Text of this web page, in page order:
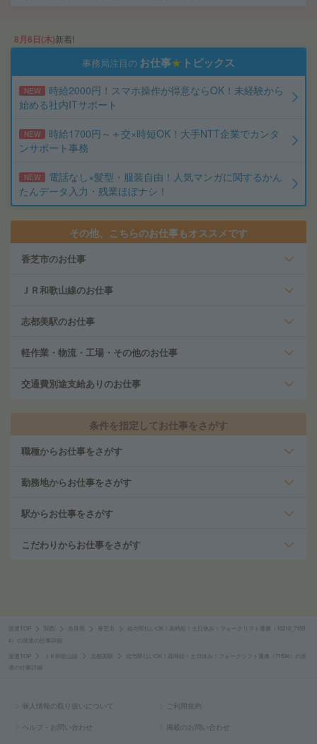
8月6日(木)新着!
事務局注目の お仕事★ トピックス
NEW
時給2000円！スマホ操作が得意ならOK！未経験から
始める社内ITサポート
NEW
時給1700円～＋交×時短OK！大手NTT企業でカンタ
ンサポート事務
NEW
電話なし×髪型・服装自由！人気マンガに関するかん
たんデータ入力・残業ほぼナシ！
その他、こちらのお仕事もオススメです
香芝市のお仕事
ＪＲ和歌山線のお仕事
志都美駅のお仕事
軽作業・物流・工場・その他のお仕事
交通費別途支給ありのお仕事
条件を指定してお仕事をさがす
職種からお仕事をさがす
勤務地からお仕事をさがす
駅からお仕事をさがす
こだわりからお仕事をさがす
派遣TOP 奈良県 香芝市
給与即払いOK！高時給！土日休み！フォークリフト運搬（10210_7159
4）の派遣の仕事詳細
派遣TOP ＪＲ和歌山線 志都美駅
給与即払いOK！高時給！土日休み！フォークリフト運搬（71594）の派
遣の仕事詳細
個人情報の取り扱いについて ご利用規約
ヘルプ・お問い合わせ 掲載のお問い合わせ